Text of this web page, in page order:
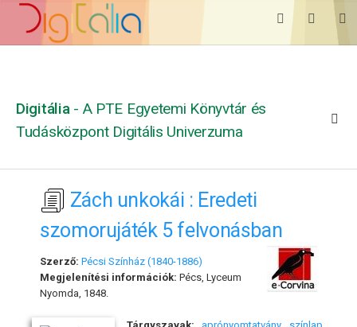
Digitália - A PTE Egyetemi Könyvtár és
Tudásközpont Digitális Univerzuma
Zách unkokái : Eredeti
szomorujáték 5 felvonásban
Szerző: Pécsi Színház (1840-1886)
Megjelenítési információk: Pécs, Lyceum
Nyomda, 1848.